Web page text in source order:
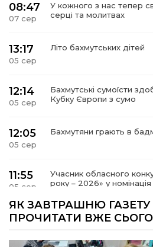
08:47
07 сер
У кожного з нас тепер
серці та молитвах
13:17
05 сер
Літо бахмутських дітей
12:14
05 сер
Бахмутські сумоїсти
Кубку Європи з сумо
12:05
05 сер
Бахмутяни грають в
11:55
05 сер
Учасник обласного
року – 2026» у номінація
15:18
Мобільні клініки
ЯК ЗАВТРАШНЮ ГАЗЕТУ
ПРОЧИТАТИ ВЖЕ